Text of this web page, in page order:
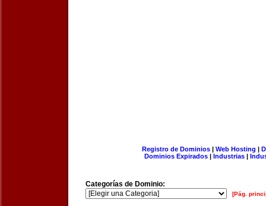
Registro de Dominios| Web Hosting |
Dominios Expirados | Industrias |
Categorías de Dominio:
[Pág.